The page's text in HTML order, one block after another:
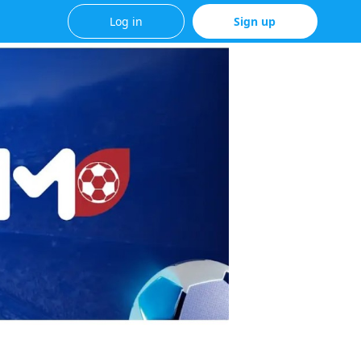
Log in Sign up